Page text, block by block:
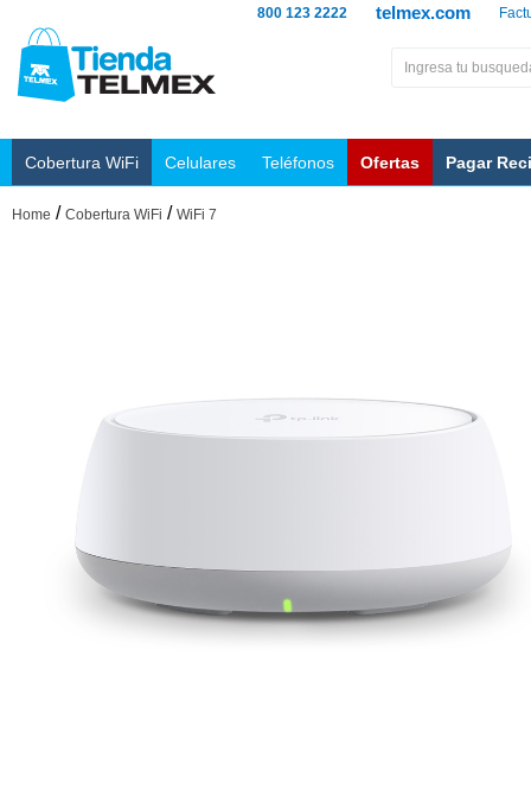
telmex.com
800 123 2222
Cobertura WiFi Celulares Teléfonos Ofertas Pagar
Home / Cobertura WiFi / WiFi 7